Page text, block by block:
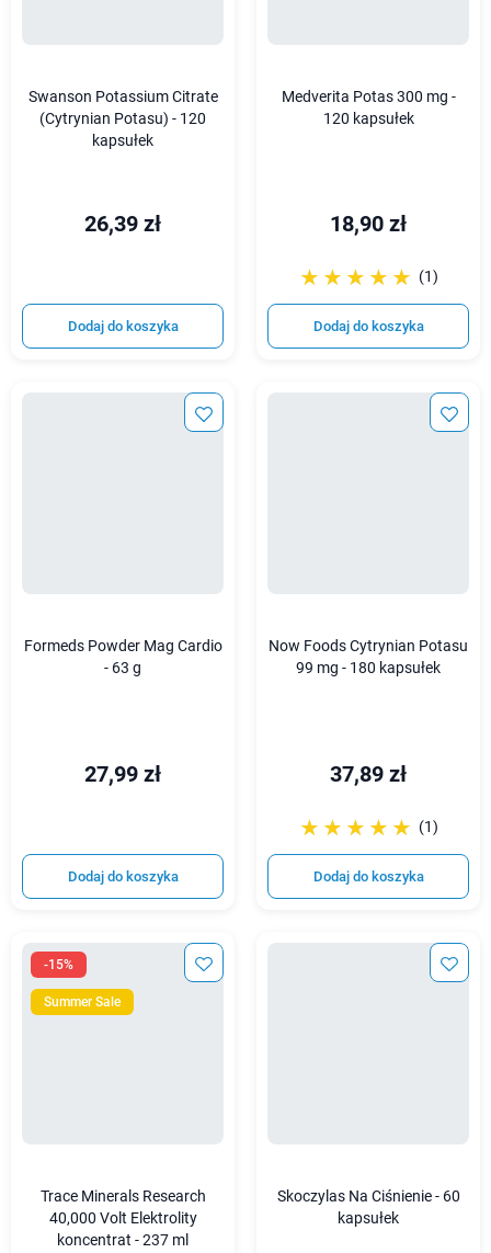
Swanson Potassium Citrate
(Cytrynian Potasu) - 120
kapsułek
26,39 zł
Dodaj do koszyka
Medverita Potas 300 mg -
120 kapsułek
18,90 zł
☆☆☆☆☆
★★★★★ (1)
Dodaj do koszyka
Formeds Powder Mag Cardio
- 63 g
27,99 zł
Dodaj do koszyka
Now Foods Cytrynian Potasu
99 mg - 180 kapsułek
37,89 zł
☆☆☆☆☆
★★★★★ (1)
Dodaj do koszyka
-15%
Summer Sale
Trace Minerals Research
40,000 Volt Elektrolity
koncentrat - 237 ml
Skoczylas Na Ciśnienie - 60
kapsułek